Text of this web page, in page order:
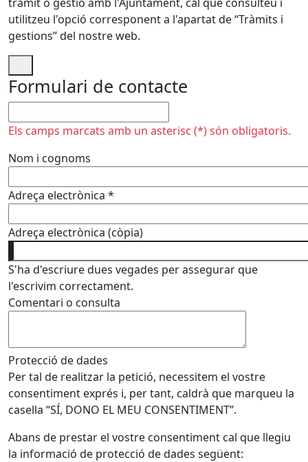
utilitzeu l'opció corresponent a l'apartat de “Tràmits i
gestions” del nostre web.
Formulari de contacte
Els camps marcats amb un asterisc (*) són obligatoris.
Nom i cognoms
Adreça electrònica *
Adreça electrònica (còpia)
S'ha d'escriure dues vegades per assegurar que
l'escrivim correctament.
Comentari o consulta
Protecció de dades
Per tal de realitzar la petició, necessitem el vostre
consentiment exprés i, per tant, caldrà que marqueu la
casella “SÍ, DONO EL MEU CONSENTIMENT”.
Abans de prestar el vostre consentiment cal que llegiu
la informació de protecció de dades següent: